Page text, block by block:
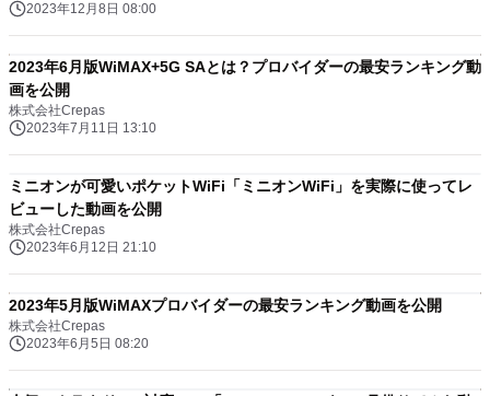
2023年12月8日 08:00
2023年6月版WiMAX+5G SAとは？プロバイダーの最安ランキング動
画を公開
株式会社Crepas
2023年7月11日 13:10
ミニオンが可愛いポケットWiFi「ミニオンWiFi」を実際に使ってレ
ビューした動画を公開
株式会社Crepas
2023年6月12日 21:10
2023年5月版WiMAXプロバイダーの最安ランキング動画を公開
株式会社Crepas
2023年6月5日 08:20